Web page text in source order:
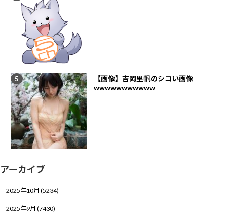
【画像】吉岡里帆のシコい画像
wwwwwwwwwww
アーカイブ
2025年10月 (5234)
2025年9月 (7430)